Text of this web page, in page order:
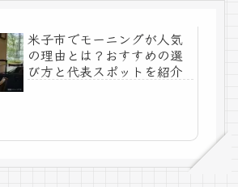
米子市でモーニングが人気
の理由とは？おすすめの選
び方と代表スポットを紹介